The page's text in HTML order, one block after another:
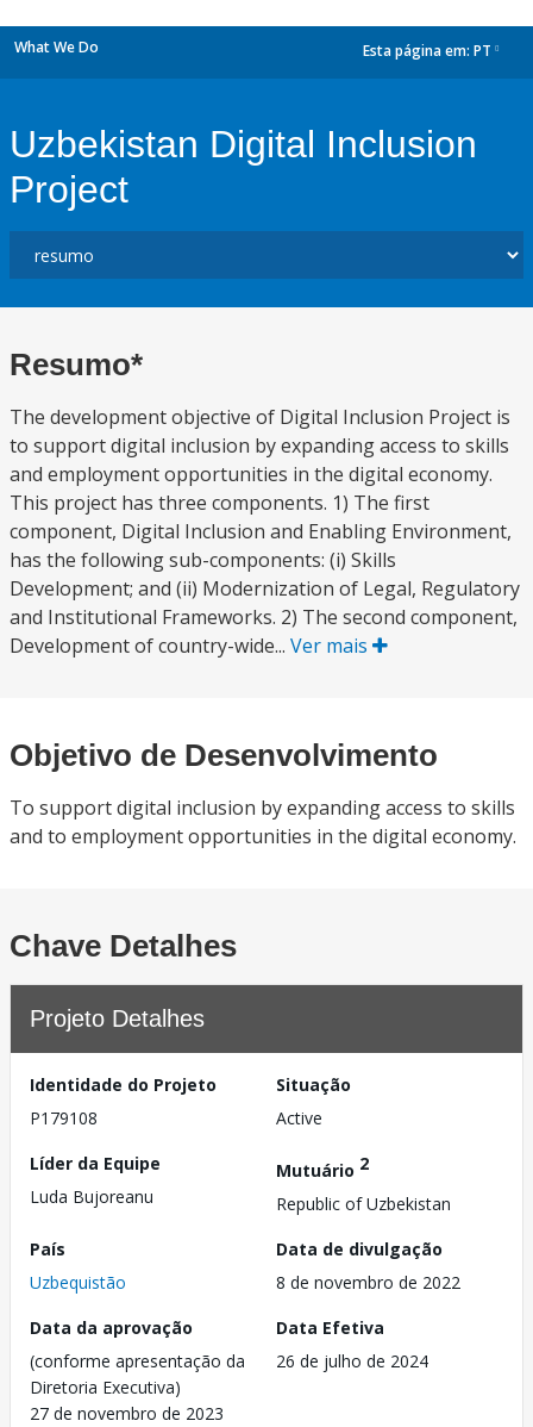
What We Do Esta página em: PT
Uzbekistan Digital Inclusion
Project
Resumo*
The development objective of Digital Inclusion Project is
to support digital inclusion by expanding access to skills
and employment opportunities in the digital economy.
This project has three components. 1) The first
component, Digital Inclusion and Enabling Environment,
has the following sub-components: (i) Skills
Development; and (ii) Modernization of Legal, Regulatory
and Institutional Frameworks. 2) The second component,
Development of country-wide... Ver mais
Objetivo de Desenvolvimento
To support digital inclusion by expanding access to skills
and to employment opportunities in the digital economy.
Chave Detalhes
Projeto Detalhes
Identidade do Projeto
P179108
Situação
Active
Líder da Equipe
Luda Bujoreanu
Mutuário 2
Republic of Uzbekistan
País
Uzbequistão
Data de divulgação
8 de novembro de 2022
Data da aprovação
(conforme apresentação da
Diretoria Executiva)
27 de novembro de 2023
Data Efetiva
26 de julho de 2024